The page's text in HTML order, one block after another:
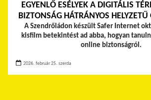
EGYENLŐ ESÉLYEK A DIGITÁLIS
BIZTONSÁG HÁTRÁNYOS HELYZETŰ
A Szendrőládon készült Safer Internet
kisfilm betekintést ad abba, hogyan
online biztonságról.
2026. február 25. szerda